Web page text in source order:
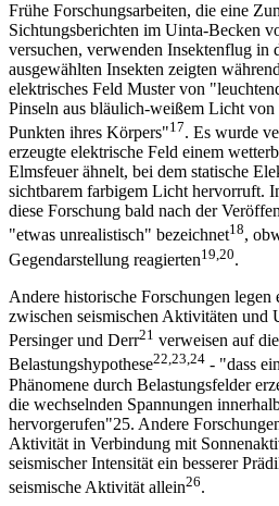
Frühe Forschungsarbeiten, die eine
Sichtungsberichten im Uinta-Becken
versuchen, verwenden Insektenflug
ausgewählten Insekten zeigten
elektrisches Feld Muster von
Pinseln aus bläulich-weißem Licht von
Punkten ihres Körpers"17. Es wurde
erzeugte elektrische Feld einem
Elmsfeuer ähnelt, bei dem statische
sichtbarem farbigem Licht hervorruft.
diese Forschung bald nach der
"etwas unrealistisch" bezeichnet18,
Gegendarstellung reagierten19,20.
Andere historische Forschungen legen
zwischen seismischen Aktivitäten und
Persinger und Derr21 verweisen auf
Belastungshypothese22,23,24 - "dass
Phänomene durch Belastungsfelder
die wechselnden Spannungen
hervorgerufen"25. Andere
Aktivität in Verbindung mit
seismischer Intensität ein besserer
seismische Aktivität allein26.